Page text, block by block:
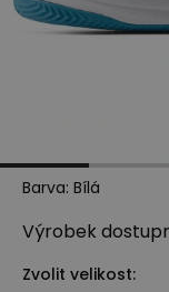
Barva: Bílá
Výrobek
Zvolit velikost: